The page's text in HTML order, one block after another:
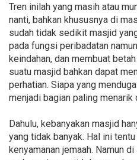
Tren inilah yang masih atau
nanti, bahkan khususnya di
sudah tidak sedikit masjid
pada fungsi peribadatan
keindahan, dan membuat
suatu masjid bahkan dapat
perhatian. Siapa yang
menjadi bagian paling menarik
Dahulu, kebanyakan masjid
yang tidak banyak. Hal ini
kenyamanan jemaah. Namun